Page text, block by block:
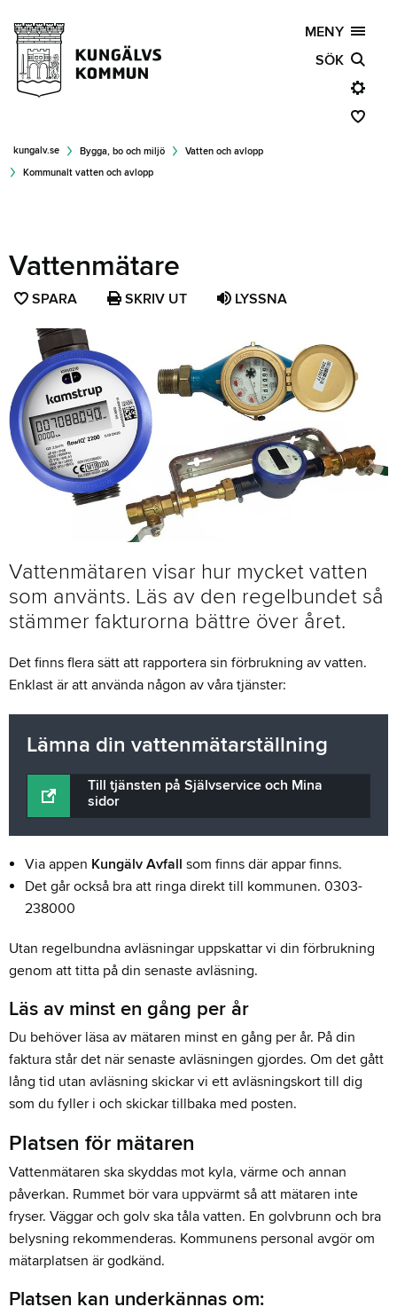
MENY
SÖK
kungalv.se Bygga, bo och miljö
Vatten och avlopp
Kommunalt vatten och avlopp
Vattenmätare
SPARA SPARA
SOM
FAVORIT
SKRIV UT LYSSNA
Vattenmätaren visar hur mycket vatten
som använts. Läs av den regelbundet så
stämmer fakturorna bättre över året.
Det finns flera sätt att rapportera sin förbrukning av vatten.
Enklast är att använda någon av våra tjänster:
Lämna din vattenmätarställning
Till tjänsten på Självservice och Mina
sidor
Via appen Kungälv Avfall som finns där appar finns.
Det går också bra att ringa direkt till kommunen. 0303-
238000
Utan regelbundna avläsningar uppskattar vi din förbrukning
genom att titta på din senaste avläsning.
Läs av minst en gång per år
Du behöver läsa av mätaren minst en gång per år. På din
faktura står det när senaste avläsningen gjordes. Om det gått
lång tid utan avläsning skickar vi ett avläsningskort till dig
som du fyller i och skickar tillbaka med posten.
Platsen för mätaren
Vattenmätaren ska skyddas mot kyla, värme och annan
påverkan. Rummet bör vara uppvärmt så att mätaren inte
fryser. Väggar och golv ska tåla vatten. En golvbrunn och bra
belysning rekommenderas. Kommunens personal avgör om
mätarplatsen är godkänd.
Platsen kan underkännas om: